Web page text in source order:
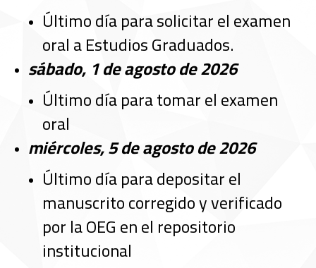
Último día para solicitar el examen
oral a Estudios Graduados.
sábado, 1 de agosto de 2026
Último día para tomar el examen
oral
miércoles, 5 de agosto de 2026
Último día para depositar el
manuscrito corregido y verificado
por la OEG en el repositorio
institucional